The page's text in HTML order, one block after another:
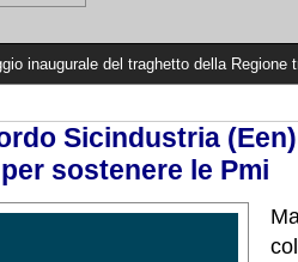
traghetto della Regione tra Porto
Sicindustria
sostenere le Pmi